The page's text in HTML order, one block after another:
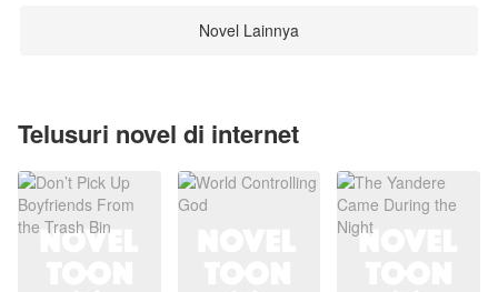
Novel Lainnya
Telusuri novel di internet